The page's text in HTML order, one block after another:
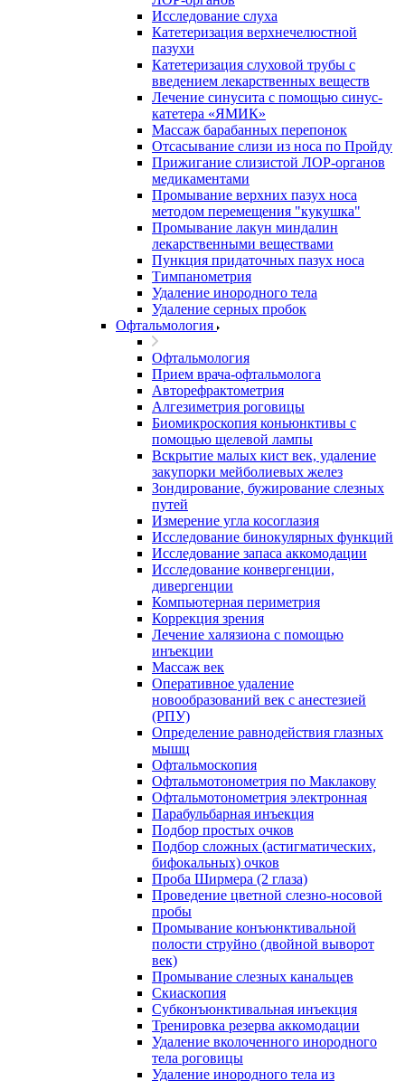
Исследование слуха
Катетеризация верхнечелюстной
пазухи
Катетеризация слуховой трубы с
введением лекарственных веществ
Лечение синусита с помощью синус-
катетера «ЯМИК»
Массаж барабанных перепонок
Отсасывание слизи из носа по Пройду
Прижигание слизистой ЛОР-органов
медикаментами
Промывание верхних пазух носа
методом перемещения "кукушка"
Промывание лакун миндалин
лекарственными веществами
Пункция придаточных пазух носа
Тимпанометрия
Удаление инородного тела
Удаление серных пробок
Офтальмология
Офтальмология
Прием врача-офтальмолога
Авторефрактометрия
Алгезиметрия роговицы
Биомикроскопия коньюнктивы с
помощью щелевой лампы
Вскрытие малых кист век, удаление
закупорки мейболиевых желез
Зондирование, бужирование слезных
путей
Измерение угла косоглазия
Исследование бинокулярных функций
Исследование запаса аккомодации
Исследование конвергенции,
дивергенции
Компьютерная периметрия
Коррекция зрения
Лечение халязиона с помощью
инъекции
Массаж век
Оперативное удаление
новообразований век с анестезией
(РПУ)
Определение равнодействия глазных
мышц
Офтальмоскопия
Офтальмотонометрия по Маклакову
Офтальмотонометрия электронная
Парабульбарная инъекция
Подбор простых очков
Подбор сложных (астигматических,
бифокальных) очков
Проба Ширмера (2 глаза)
Проведение цветной слезно-носовой
пробы
Промывание конъюнктивальной
полости струйно (двойной выворот
век)
Промывание слезных канальцев
Скиаскопия
Субконъюнктивальная инъекция
Тренировка резерва аккомодации
Удаление вколоченного инородного
тела роговицы
Удаление инородного тела из